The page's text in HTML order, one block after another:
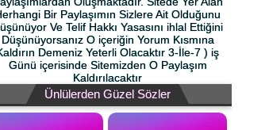
Bir Paylaşımın Sizlere Ait Olduğunu
Ve Telif Hakkı Yasasını ihlal Ettiğini
Düşünüyorsanız O içeriğin Yorum Kısmına
Demeniz Yeterli Olacaktır 3-İle-7 ) iş
Günü içerisinde Sitemizden O Paylaşım
Kaldırılacaktır
Ünlülerden Güzel Sözler